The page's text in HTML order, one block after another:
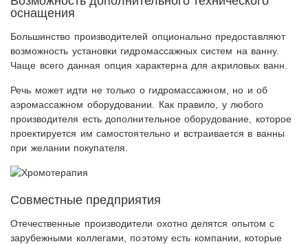
оснащения
Большинство производителей опционально предоставляют
возможность установки гидромассажных систем на ванну.
Чаще всего данная опция характерна для акриловых ванн.
Речь может идти не только о гидромассажном, но и об
аэромассажном оборудовании. Как правило, у любого
производителя есть дополнительное оборудование, которое
проектируется им самостоятельно и встраивается в ванны
при желании покупателя.
Совместные предприятия
Отечественные производители охотно делятся опытом с
зарубежными коллегами, поэтому есть компании, которые